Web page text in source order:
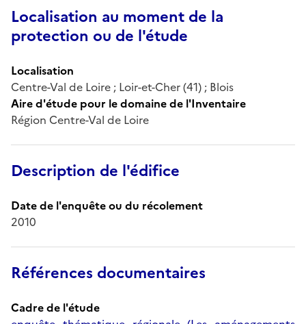
Localisation au moment de la
protection ou de l'étude
Localisation
Centre-Val de Loire ; Loir-et-Cher (41) ; Blois
Aire d'étude pour le domaine de l'Inventaire
Région Centre-Val de Loire
Description de l'édifice
Date de l'enquête ou du récolement
2010
Références documentaires
Cadre de l'étude